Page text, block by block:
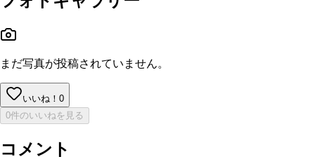
まだ写真が投稿されていません。
いいね！ 0
0件のいいねを見る
コメント